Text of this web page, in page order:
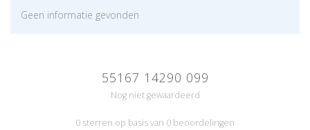
Geen informatie gevonden
55167 14290 099
Nog niet gewaardeerd
0 sterren op basis van 0 beoordelingen